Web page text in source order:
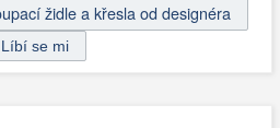
židle a křesla od designéra